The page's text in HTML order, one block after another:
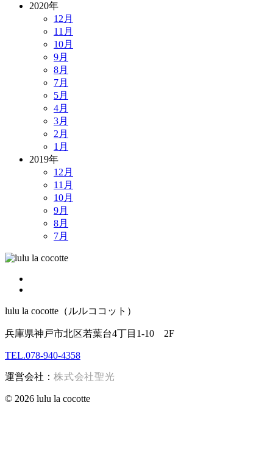
2020年
12月
11月
10月
9月
8月
7月
5月
4月
3月
2月
1月
2019年
12月
11月
10月
9月
8月
7月
lulu la cocotte（ルルココット）
兵庫県神戸市北区若葉台4丁目1-10 2F
TEL.078-940-4358
運営会社： 株式会社聖光
© 2026 lulu la cocotte